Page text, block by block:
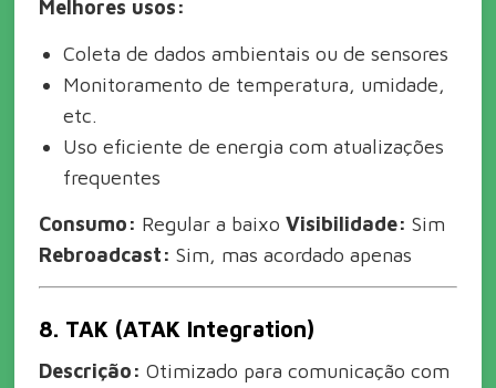
Melhores usos:
Coleta de dados ambientais ou de sensores
Monitoramento de temperatura, umidade,
etc.
Uso eficiente de energia com atualizações
frequentes
Consumo: Regular a baixoVisibilidade: Sim
Rebroadcast: Sim, mas acordado apenas
8. TAK (ATAK Integration)
Descrição: Otimizado para comunicação com